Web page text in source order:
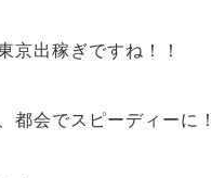
京出稼ぎですね！！
都会でスピーディーに